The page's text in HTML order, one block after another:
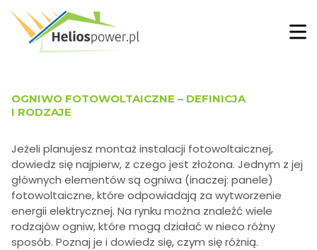
OGNIWO FOTOWOLTAICZNE – DEFINICJA
I RODZAJE
Jeżeli planujesz montaż instalacji fotowoltaicznej,
dowiedz się najpierw, z czego jest złożona. Jednym z jej
głównych elementów są ogniwa (inaczej: panele)
fotowoltaiczne, które odpowiadają za wytworzenie
energii elektrycznej. Na rynku można znaleźć wiele
rodzajów ogniw, które mogą działać w nieco różny
sposób. Poznaj je i dowiedz się, czym się różnią.